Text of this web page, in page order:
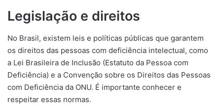
Legislação e direitos
No Brasil, existem leis e políticas públicas que garantem
os direitos das pessoas com deficiência intelectual, como
a Lei Brasileira de Inclusão (Estatuto da Pessoa com
Deficiência) e a Convenção sobre os Direitos das Pessoas
com Deficiência da ONU. É importante conhecer e
respeitar essas normas.